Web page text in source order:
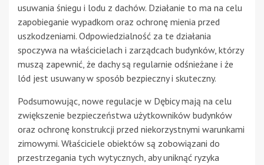
usuwania śniegu i lodu z dachów. Działanie to ma na celu
zapobieganie wypadkom oraz ochronę mienia przed
uszkodzeniami. Odpowiedzialność za te działania
spoczywa na właścicielach i zarządcach budynków, którzy
muszą zapewnić, że dachy są regularnie odśnieżane i że
lód jest usuwany w sposób bezpieczny i skuteczny.
Podsumowując, nowe regulacje w Dębicy mają na celu
zwiększenie bezpieczeństwa użytkowników budynków
oraz ochronę konstrukcji przed niekorzystnymi warunkami
zimowymi. Właściciele obiektów są zobowiązani do
przestrzegania tych wytycznych, aby uniknąć ryzyka